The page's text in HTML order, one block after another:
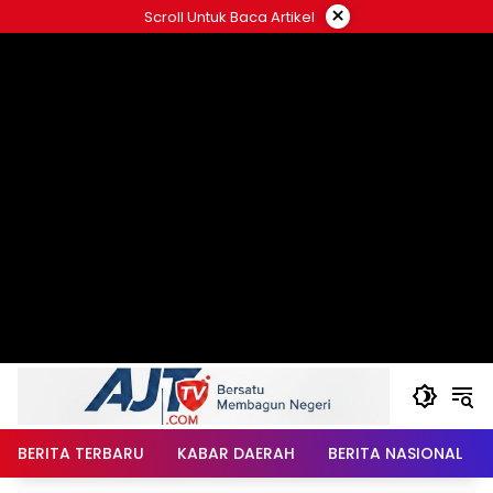
ke
Scroll Untuk Baca Artikel ×
BERITA TERBARU KABAR DAERAH BERITA NASIONAL